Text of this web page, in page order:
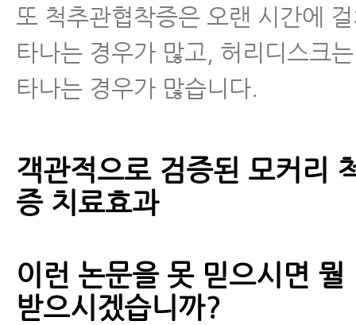
또 척추관협착증은 오랜 시간에
타나는 경우가 많고, 허리디스크
타나는 경우가 많습니다.
객관적으로 검증된 모커리
증 치료효과
이런 논문을 못 믿으시면 뭘
받으시겠습니까?